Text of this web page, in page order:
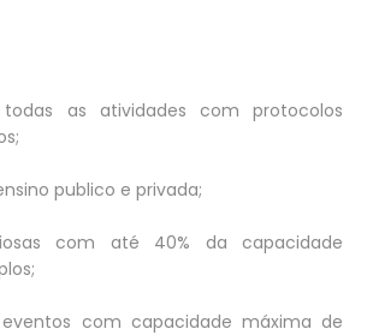
as atividades com protocolos
publico e privada;
com até 40% da capacidade
com capacidade máxima de